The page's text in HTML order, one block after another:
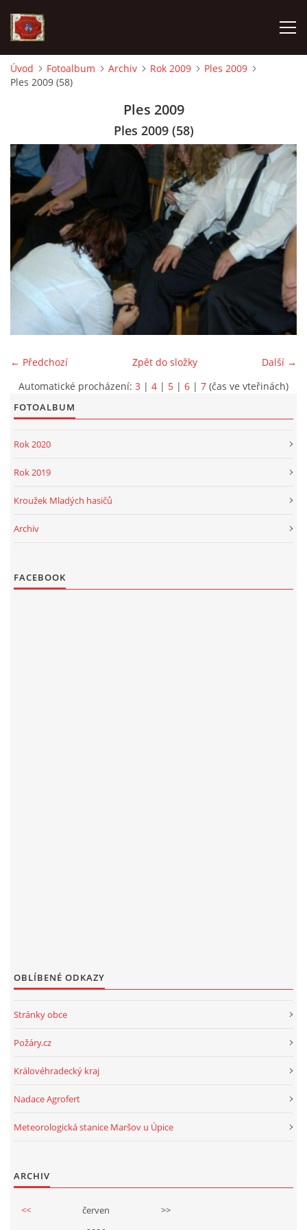
AKTUALITY
VÝJEZDOVÁ JEDNOTKA
KROUŽEK MLADÝCH HASIČŮ
OHLÁŠENÍ PÁLENÍ
KONTAKT
PROJEKT DOPRAVNÍ AUTOMOBIL
SH ČMS - Sbor dobrovolných hasičů Havlovice
© 2026 eStránky.cz
|
Úvod Fotoalbum Archiv Rok 2009
Ples 2009
Ples 2009 (58)
Ples 2009
Ples 2009 (58)
← Předchozí Další →
Zpět do složky
Automatické procházení: 3 | 4 | 5 | 6 | 7 (čas ve vteřinách)
FOTOALBUM
Rok 2020
Rok 2019
Kroužek Mladých hasičů
Archiv
FACEBOOK
OBLÍBENÉ ODKAZY
Stránky obce
Požáry.cz
Královéhradecký kraj
Nadace Agrofert
Meteorologická stanice Maršov u Úpice
ARCHIV
<< červen
>>